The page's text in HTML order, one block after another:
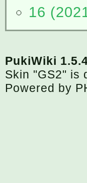
16
PukiWiki
Skin "GS2" is
Powered by